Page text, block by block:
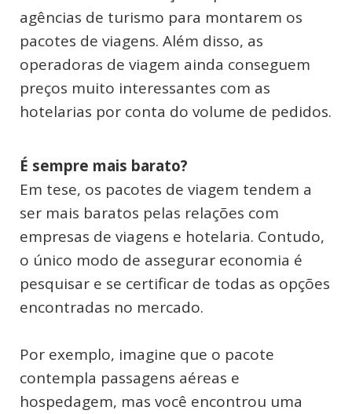
agências de turismo para montarem os
pacotes de viagens. Além disso, as
operadoras de viagem ainda conseguem
preços muito interessantes com as
hotelarias por conta do volume de pedidos.
É sempre mais barato?
Em tese, os pacotes de viagem tendem a
ser mais baratos pelas relações com
empresas de viagens e hotelaria. Contudo,
o único modo de assegurar economia é
pesquisar e se certificar de todas as opções
encontradas no mercado.
Por exemplo, imagine que o pacote
contempla passagens aéreas e
hospedagem, mas você encontrou uma